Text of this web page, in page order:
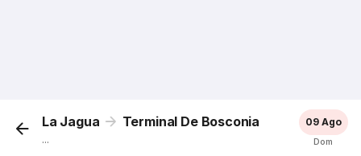
La Jagua Terminal De Bosconia
...
09 Ago
Dom